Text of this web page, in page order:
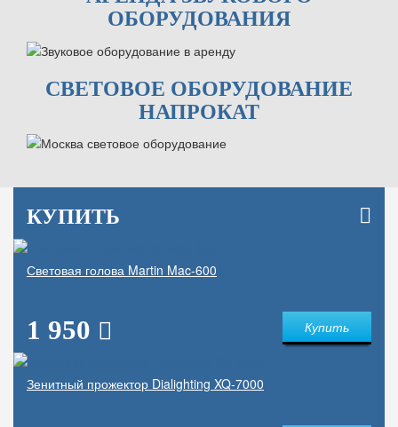
ОБОРУДОВАНИЯ
СВЕТОВОЕ ОБОРУДОВАНИЕ
НАПРОКАТ
КУПИТЬ
Световая голова Martin Mac-600
1 950 Купить
Зенитный прожектор Dialighting XQ-7000